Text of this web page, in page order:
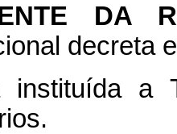
DA
decreta
instituída a